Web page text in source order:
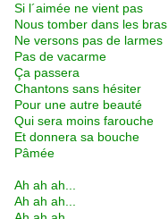
Si l´aimée ne vient pas
Nous tomber dans les bras
Ne versons pas de larmes
Pas de vacarme
Ça passera
Chantons sans hésiter
Pour une autre beauté
Qui sera moins farouche
Et donnera sa bouche
Pâmée
Ah ah ah...
Ah ah ah...